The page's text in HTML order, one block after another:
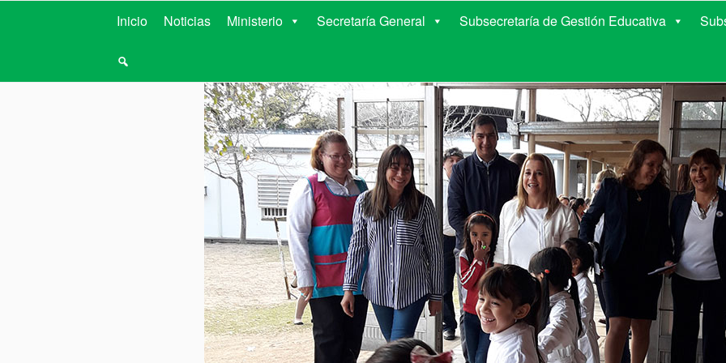
MINISTERIO DE EDUCACIÓN DE
Inicio Noticias Ministerio Secretaría General Subsecretaría de Gestión Educativa